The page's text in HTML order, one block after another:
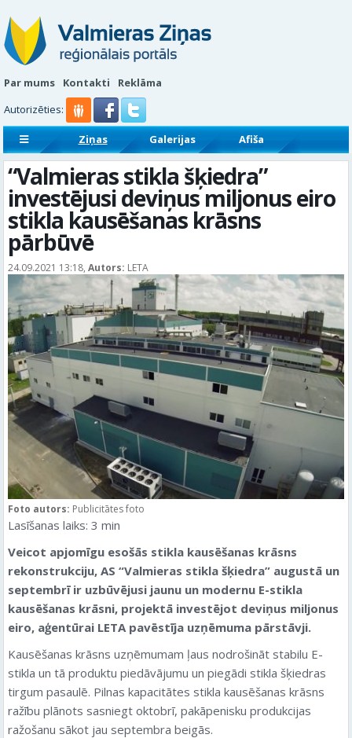
Par mums Kontakti
Reklāma
Autorizēties:
Ziņas Galerijas
Afiša
Sludinājumi
Reklāmraksti
“Valmieras stikla šķiedra”
investējusi deviņus miljonus eiro
stikla kausēšanas krāsns
pārbūvē
24.09.2021 13:18, Autors: LETA
Foto autors: Publicitātes foto
Lasīšanas laiks: 3 min
Veicot apjomīgu esošās stikla kausēšanas krāsns
rekonstrukciju, AS “Valmieras stikla šķiedra” augustā un
septembrī ir uzbūvējusi jaunu un modernu E-stikla
kausēšanas krāsni, projektā investējot deviņus miljonus
eiro, aģentūrai LETA pavēstīja uzņēmuma pārstāvji.
Kausēšanas krāsns uzņēmumam ļaus nodrošināt stabilu E-
stikla un tā produktu piedāvājumu un piegādi stikla šķiedras
tirgum pasaulē. Pilnas kapacitātes stikla kausēšanas krāsns
ražību plānots sasniegt oktobrī, pakāpenisku produkcijas
ražošanu sākot jau septembra beigās.